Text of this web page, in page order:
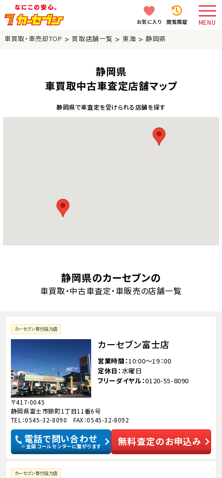
お気に入り 閲覧履歴 MENU
車買取・車売却TOP > 買取店舗一覧 > 東海 > 静岡県
静岡県
車買取中古車査定店舗マップ
静岡県で車査定を受けられる店舗を探す
静岡県のカーセブンの
車買取・中古車査定・車販売の店舗一覧
カーセブン寄付協力店
カーセブン富士店
営業時間 10:00～19：00
定休日 水曜日
フリーダイヤル 0120-55-8090
〒417-0045
静岡県富士市錦町1丁目11番6号
TEL：0545-32-8090 FAX：0545-32-8092
電話で問い合わせ
※全国コールセンターに繋がります 無料査定のお申込み
カーセブン寄付協力店